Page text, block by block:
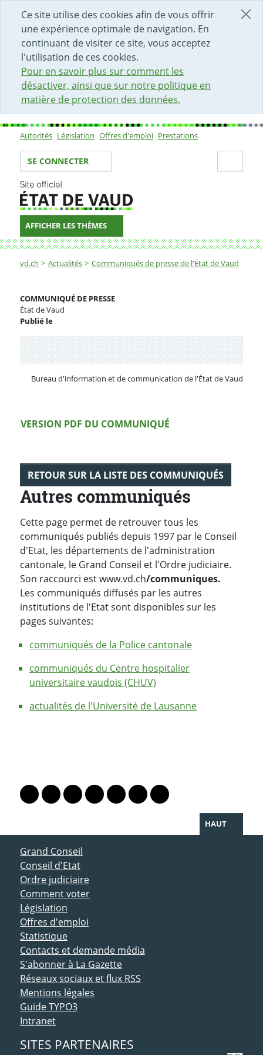
Ce site utilise des cookies afin de vous offrir
une expérience optimale de navigation. En
continuant de visiter ce site, vous acceptez
l'utilisation de ces cookies.
Pour en savoir plus sur comment les
désactiver, ainsi que sur notre politique en
matière de protection des données.
DÉBUT DU CONTENU DE LA PAGE
ACCÈS AU CHAMP DE RECHERCHE
PAGE D'ACCUEIL
FORMULAIRE DE CONTACT
Sous-navigation
Autorités Législation Offres d'emploi Prestations
Votre identité
SE CONNECTER
AFFICHER LES THÈMES
Fil d'Ariane
vd.ch Actualités Communiqués de presse de l'État de Vaud
COMMUNIQUÉ DE PRESSE
État de Vaud
Publié le
Partenaire(s)
Bureau d'information et de communication de l'État de Vaud
Version PDF
VERSION PDF DU COMMUNIQUÉ
RETOUR SUR LA LISTE DES COMMUNIQUÉS
Autres communiqués
Cette page permet de retrouver tous les
communiqués publiés depuis 1997 par le Conseil
d'Etat, les départements de l'administration
cantonale, le Grand Conseil et l'Ordre judiciaire.
Son raccourci est www.vd.ch/communiques.
Les communiqués diffusés par les autres
institutions de l'Etat sont disponibles sur les
pages suivantes:
communiqués de la Police cantonale
communiqués du Centre hospitalier
universitaire vaudois (CHUV)
actualités de l'Université de Lausanne
Lien vers le profil Mastodon
Lien vers le profil Bluesky
Lien vers le profil Instagram
Lien vers le profil Linkedin
Lien vers le profil Facebook
Lien vers le profil Twitter
Partager par WhatsApp
HAUT
ACCÈS DIRECT
Grand Conseil
Conseil d'Etat
Ordre judiciaire
Comment voter
Législation
Offres d'emploi
Statistique
Contacts et demande média
S'abonner à La Gazette
Réseaux sociaux et flux RSS
Mentions légales
Guide TYPO3
Intranet
SITES PARTENAIRES